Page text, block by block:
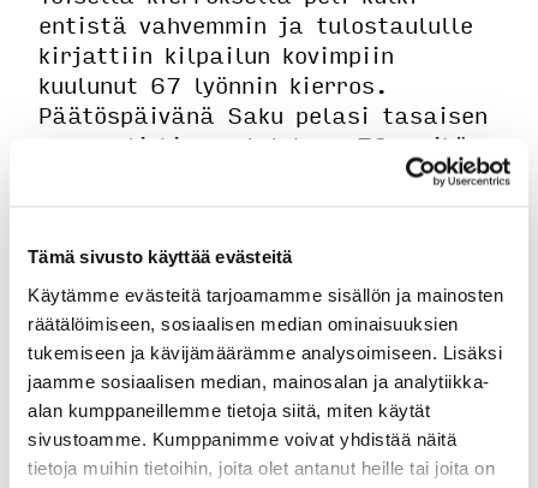
Tämä sivusto käyttää evästeitä
Käytämme evästeitä tarjoamamme sisällön ja mainosten
räätälöimiseen, sosiaalisen median ominaisuuksien
tukemiseen ja kävijämäärämme analysoimiseen. Lisäksi
jaamme sosiaalisen median, mainosalan ja analytiikka-
alan kumppaneillemme tietoja siitä, miten käytät
sivustoamme. Kumppanimme voivat yhdistää näitä
tietoja muihin tietoihin, joita olet antanut heille tai joita on
entistä vahvemmin ja tulostaululle
kirjattiin kilpailun kovimpiin
kuulunut 67 lyönnin kierros.
Päätöspäivänä Saku pelasi tasaisen
varmasti kierrostuloksen 72, mikä
riitti varmistamaan kilpailun voiton
Viikonlopun aikana tärkeässä
roolissa oli luotto omaan
tekemiseen. Kun peli alkoi
ensimmäisen kierroksen aikana
tuntua omalta, myös itseluottamus
kasvoi kierros kierrokselta.
Hirsalan viikonloppu oli hieno näyttö